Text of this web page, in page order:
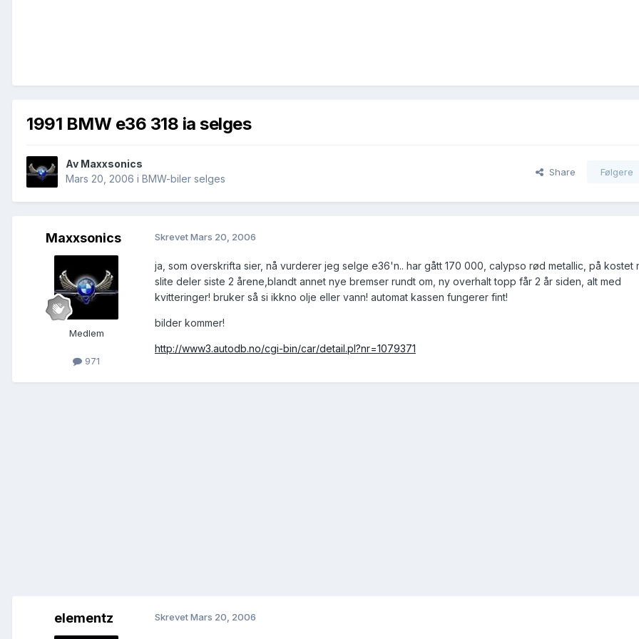
1991 BMW e36 318 ia selges
Av Maxxsonics
Mars 20, 2006 i BMW-biler selges
Share Følgere
Maxxsonics
Medlem
971
SkrevetMars 20, 2006
ja, som overskrifta sier, nå vurderer jeg selge e36'n.. har gått 170 000, calypso rød metallic, på kostet
slite deler siste 2 årene,blandt annet nye bremser rundt om, ny overhalt topp får 2 år siden, alt med
kvitteringer! bruker så si ikkno olje eller vann! automat kassen fungerer fint!
bilder kommer!
http://www3.autodb.no/cgi-bin/car/detail.pl?nr=1079371
elementz SkrevetMars 20, 2006